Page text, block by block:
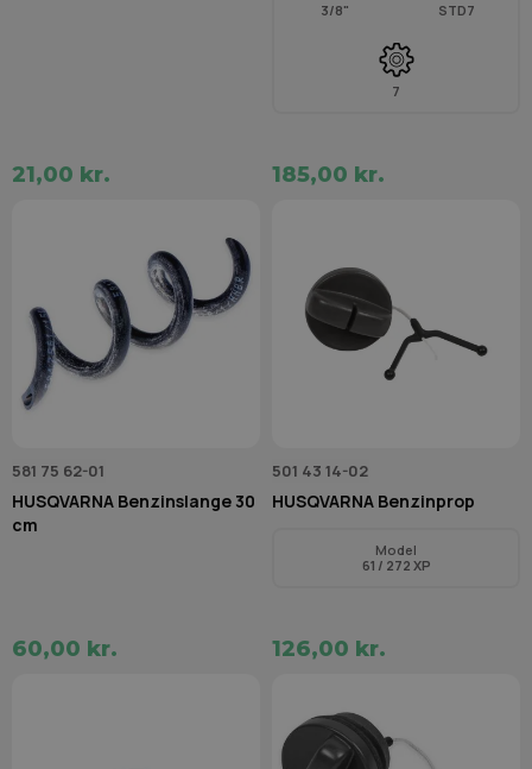
21,00 kr.
3/8" STD7
7
185,00 kr.
581 75 62-01
HUSQVARNA Benzinslange 30
cm
60,00 kr.
501 43 14-02
HUSQVARNA Benzinprop
Model
61 / 272 XP
126,00 kr.